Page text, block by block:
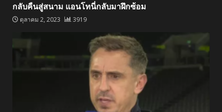
กลับคืนสู่สนาม แอนโทนี่กลับมาฝึกซ้อม
ตุลาคม 2, 2023 3919